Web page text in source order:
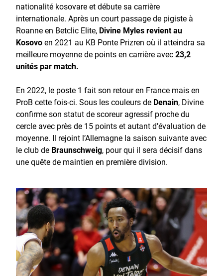
nationalité kosovare et débute sa carrière
internationale. Après un court passage de pigiste à
Roanne en Betclic Elite, Divine Myles revient au
Kosovoen 2021 au KB Ponte Prizren où il atteindra sa
meilleure moyenne de points en carrière avec23,2
unités par match.
En 2022, le poste 1 fait son retour en France mais en
ProB cette fois-ci. Sous les couleurs de Denain, Divine
confirme son statut de scoreur agressif proche du
cercle avec près de 15 points et autant d’évaluation de
moyenne. Il rejoint l’Allemagne la saison suivante avec
le club de Braunschweig, pour qui il sera décisif dans
une quête de maintien en première division.